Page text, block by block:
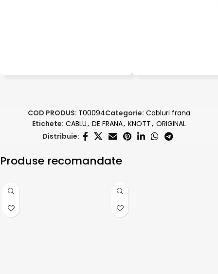
COD PRODUS: T00094Categorie: Cabluri frana
Etichete: CABLU, DE FRANA, KNOTT, ORIGINAL
Distribuie:
Produse recomandate